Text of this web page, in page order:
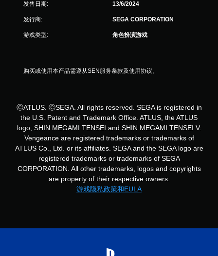
发售日期: 13/6/2024
发行商: SEGA CORPORATION
游戏类型: 角色扮演游戏
购买或使用本产品需遵从SEN服务条款及使用协议。
ⒸATLUS. ⒸSEGA. All rights reserved. SEGA is registered in
the U.S. Patent and Trademark Office. ATLUS, the ATLUS
logo, SHIN MEGAMI TENSEI and SHIN MEGAMI TENSEI V:
Vengeance are registered trademarks or trademarks of
ATLUS Co., Ltd. or its affiliates. SEGA and the SEGA logo are
registered trademarks or trademarks of SEGA
CORPORATION. All other trademarks, logos and copyrights
are property of their respective owners.
游戏隐私政策和EULA